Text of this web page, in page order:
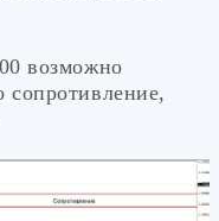
возможно